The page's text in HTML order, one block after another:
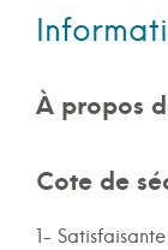
À propos
Cote de
1- Satisfaisante